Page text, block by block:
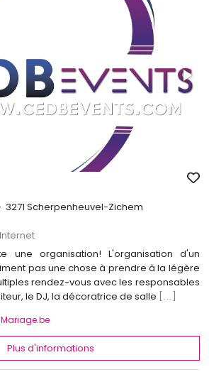
3271 Scherpenheuvel-Zichem
une organisation! L'organisation d'un
pas une chose à prendre à la légère
rendez-vous avec les responsables
le DJ, la décoratrice de salle
[...]
Plus d'informations